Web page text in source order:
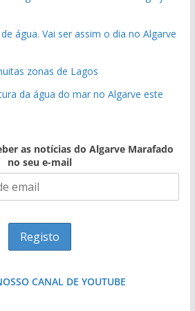
água. Vai ser assim o dia no Algarve
zonas de Lagos
da água do mar no Algarve este
as notícias do Algarve Marafado
no seu e-mail
CANAL DE YOUTUBE